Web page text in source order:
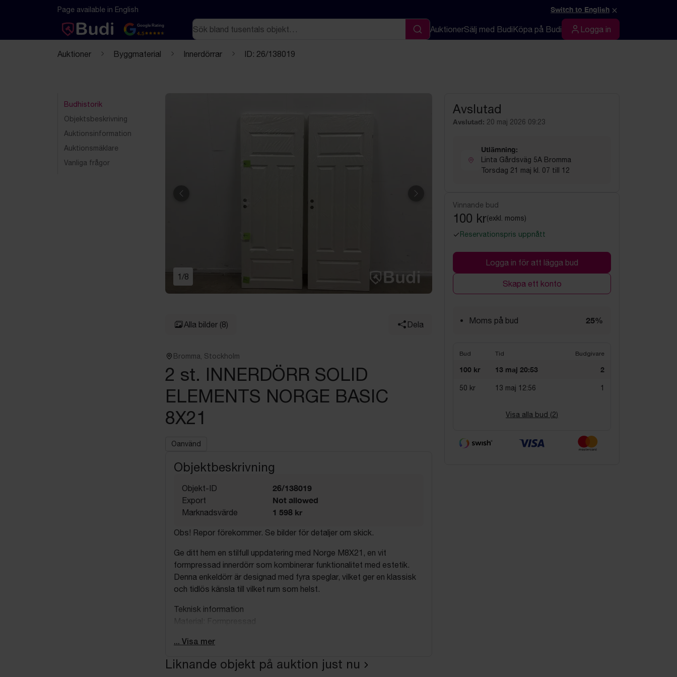
Hoppa till innehåll
Textbaserad (markdown) version av denna sida
Page available in English Switch to English ×
Google Rating
4.5
Sök
Sök
AuktionerSälj med BudiKöpa på Budi Logga in
Logga in
Auktioner Byggmaterial Innerdörrar ID: 26/138019
Budhistorik
Objektsbeskrivning
Auktionsinformation
Auktionsmäklare
Vanliga frågor
Föregående Nästa
1 /8
Alla bilder (8) Dela
Bromma, Stockholm
2 st. INNERDÖRR SOLID
ELEMENTS NORGE BASIC
8X21
Oanvänd
Objektbeskrivning
Objekt-ID 26/138019
Export Not allowed
Marknadsvärde 1 598 kr
Obs! Repor förekommer. Se bilder för detaljer om skick.
Ge ditt hem en stilfull uppdatering med Norge M8X21, en vit
formpressad innerdörr som kombinerar funktionalitet med estetik.
Denna enkeldörr är designad med fyra speglar, vilket ger en klassisk
och tidlös känsla till vilket rum som helst.
Teknisk information
Material: Formpressad
Höjd: 2040 mm
Djup: 40 mm
... Visa mer
Liknande objekt på auktion just nu
Avslutad
Avslutad: 20 maj 2026 09:23
Utlämning:
Linta Gårdsväg 5A Bromma
Torsdag 21 maj kl. 07 till 12
Vinnande bud
100 kr(exkl. moms)
Reservationspris uppnått
Logga in för att lägga bud
Skapa ett konto
Moms på bud 25%
Bud Tid Budgivare
100 kr 13 maj 20:53 2
50 kr 13 maj 12:56 1
Visa alla bud (2)